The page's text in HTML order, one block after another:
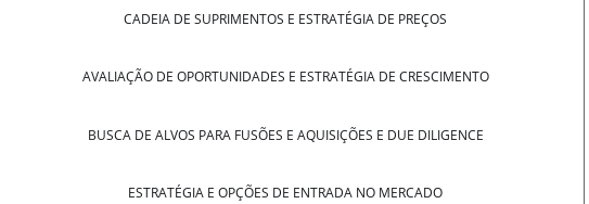
CADEIA DE SUPRIMENTOS E ESTRATÉGIA DE PREÇOS
AVALIAÇÃO DE OPORTUNIDADES E ESTRATÉGIA DE CRESCIMENTO
BUSCA DE ALVOS PARA FUSÕES E AQUISIÇÕES E DUE DILIGENCE
ESTRATÉGIA E OPÇÕES DE ENTRADA NO MERCADO